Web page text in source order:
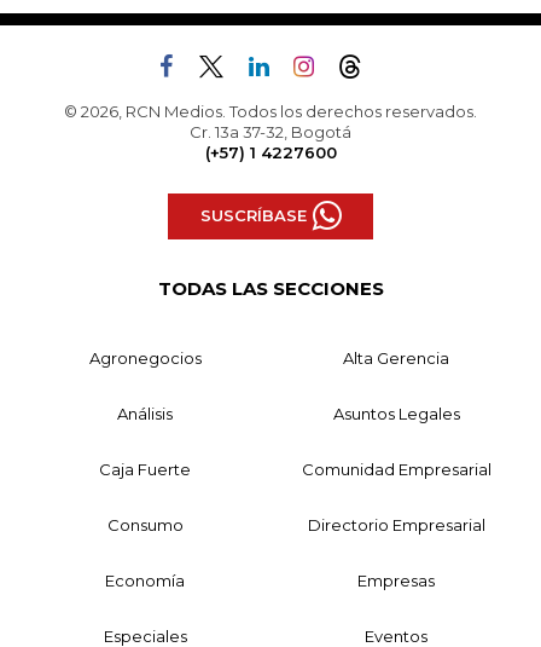
© 2026, RCN Medios. Todos los derechos reservados.
Cr. 13a 37-32, Bogotá
(+57) 1 4227600
SUSCRÍBASE
TODAS LAS SECCIONES
Agronegocios Alta Gerencia
Análisis Asuntos Legales
Caja Fuerte Comunidad Empresarial
Consumo Directorio Empresarial
Economía Empresas
Especiales Eventos